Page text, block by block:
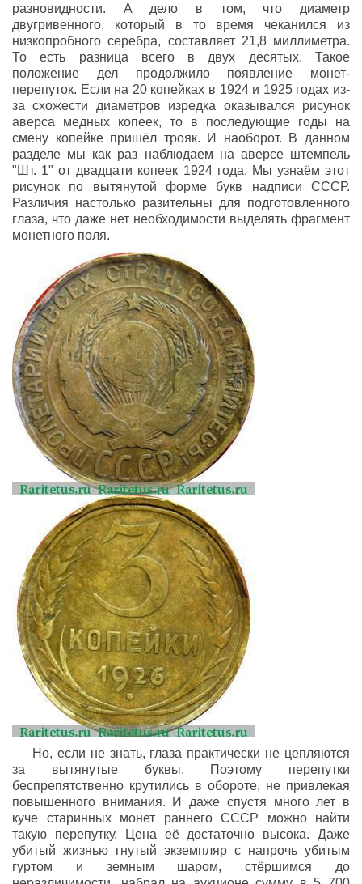
разновидности. А дело в том, что диаметр
двугривенного, который в то время чеканился из
низкопробного серебра, составляет 21,8 миллиметра.
То есть разница всего в двух десятых. Такое
положение дел продолжило появление монет-
перепуток. Если на 20 копейках в 1924 и 1925 годах из-
за схожести диаметров изредка оказывался рисунок
аверса медных копеек, то в последующие годы на
смену копейке пришёл трояк. И наоборот. В данном
разделе мы как раз наблюдаем на аверсе штемпель
"Шт. 1" от двадцати копеек 1924 года. Мы узнаём этот
рисунок по вытянутой форме букв надписи СССР.
Различия настолько разительны для подготовленного
глаза, что даже нет необходимости выделять фрагмент
монетного поля.
Но, если не знать, глаза практически не цепляются
за вытянутые буквы. Поэтому перепутки
беспрепятственно крутились в обороте, не привлекая
повышенного внимания. И даже спустя много лет в
куче старинных монет раннего СССР можно найти
такую перепутку. Цена её достаточно высока. Даже
убитый жизнью гнутый экземпляр с напрочь убитым
гуртом и земным шаром, стёршимся до